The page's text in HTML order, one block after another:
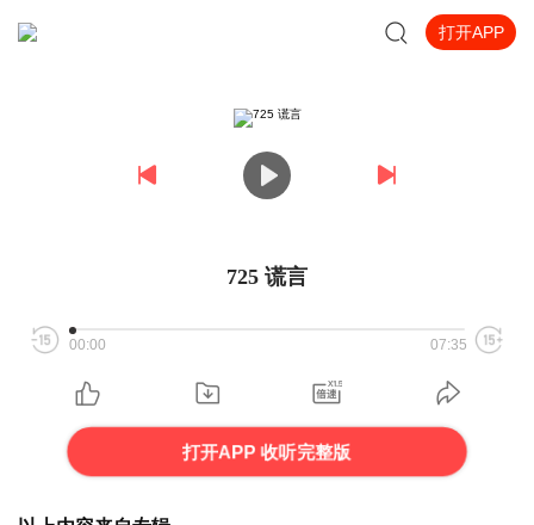
打开APP
725 谎言
00:00 07:35
打开APP 收听完整版